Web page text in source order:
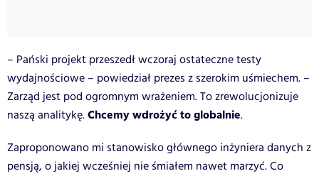
– Pański projekt przeszedł wczoraj ostateczne testy
wydajnościowe – powiedział prezes z szerokim uśmiechem. –
Zarząd jest pod ogromnym wrażeniem. To zrewolucjonizuje
naszą analitykę.Chcemy wdrożyć to globalnie.
Zaproponowano mi stanowisko głównego inżyniera danych z
pensją, o jakiej wcześniej nie śmiałem nawet marzyć. Co